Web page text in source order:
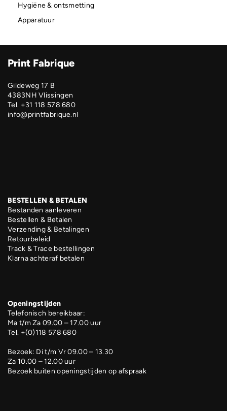
Hygiëne & ontsmetting
Apparatuur
Print Fabrique
Gildeweg 17 B
4383NH Vlissingen
Tel. +31 118 578 680
info@printfabrique.nl
BESTELLEN & BETALEN
Bestanden aanleveren
Bestellen & Betalen
Verzending & Betalingen
Retourbeleid
Track & Trace bestellingen
Klarna achteraf betalen
Openingstijden
Telefonisch bereikbaar:
Ma t/m Za 09.00 – 17.00 uur
Tel. +(0)118 578 680
Bezoek: Di t/m Vr 09.00 – 13.30
Za 10.00 – 12.00 uur
Bezoek buiten openingstijden op afspraak